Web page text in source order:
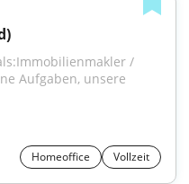
/
Aufgaben, unsere
Homeoffice Vollzeit